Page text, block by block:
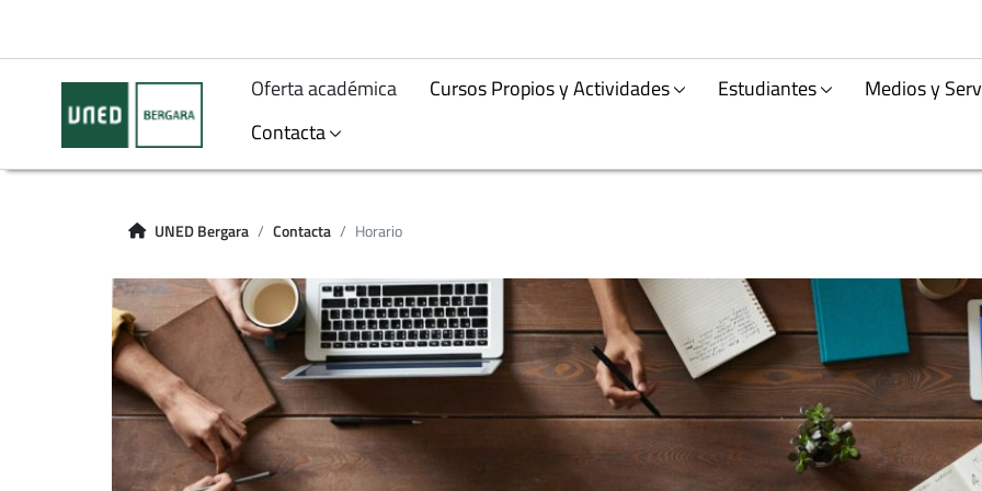
Oferta académica Cursos Propios y Actividades Estudiantes Medios y
Contacta
UNED Bergara Contacta Horario